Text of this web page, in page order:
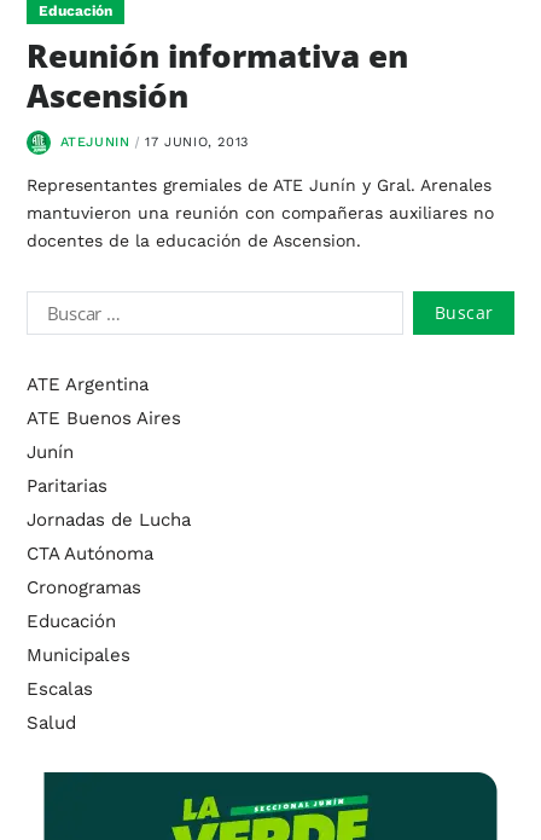
Educación
Reunión informativa en
Ascensión
ATEJUNIN 17 JUNIO, 2013
Representantes gremiales de ATE Junín y Gral. Arenales
mantuvieron una reunión con compañeras auxiliares no
docentes de la educación de Ascension.
ATE Argentina
ATE Buenos Aires
Junín
Paritarias
Jornadas de Lucha
CTA Autónoma
Cronogramas
Educación
Municipales
Escalas
Salud